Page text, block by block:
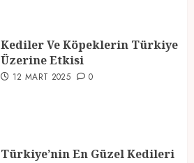
Kediler Ve Köpeklerin Türkiye
Üzerine Etkisi
12 MART 2025 0
Türkiye’nin En Güzel Kedileri